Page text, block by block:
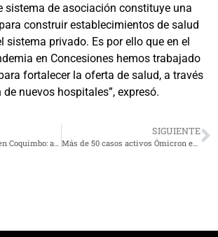
sistema de asociación constituye una
construir establecimientos de salud
sistema privado. Es por ello que en el
en Concesiones hemos trabajado
fortalecer la oferta de salud, a través
nuevos hospitales”, expresó.
SIGUIENTE
Más de 50 casos activos Ómicron en la región: cuáles son las proyecciones de especialistas